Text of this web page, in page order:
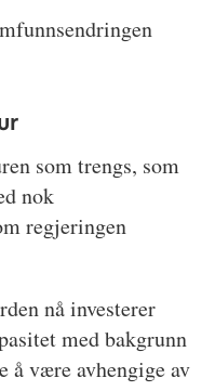
som trengs, som
nok
regjeringen
nå investerer
med bakgrunn
å være avhengige av